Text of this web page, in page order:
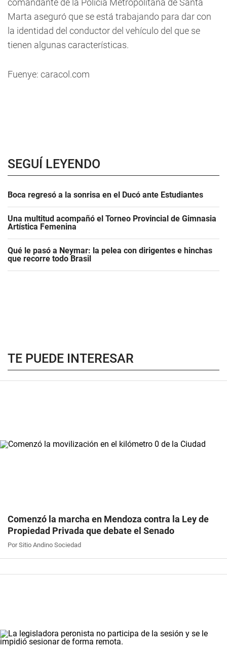
comandante de la Policía Metropolitana de Santa
Marta aseguró que se está trabajando para dar con
la identidad del conductor del vehículo del que se
tienen algunas características.
Fuenye: caracol.com
SEGUÍ LEYENDO
Boca regresó a la sonrisa en el Ducó ante Estudiantes
Una multitud acompañó el Torneo Provincial de Gimnasia
Artística Femenina
Qué le pasó a Neymar: la pelea con dirigentes e hinchas
que recorre todo Brasil
TE PUEDE INTERESAR
Comenzó la marcha en Mendoza contra la Ley de
Propiedad Privada que debate el Senado
Por Sitio Andino Sociedad